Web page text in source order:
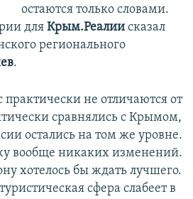
остаются только словами.
для Крым.Реалии сказал
регионального
.
не отличаются от
сравнялись с Крымом,
остались на том же уровне.
вообще никаких изменений.
хотелось бы ждать лучшего.
сфера слабеет в